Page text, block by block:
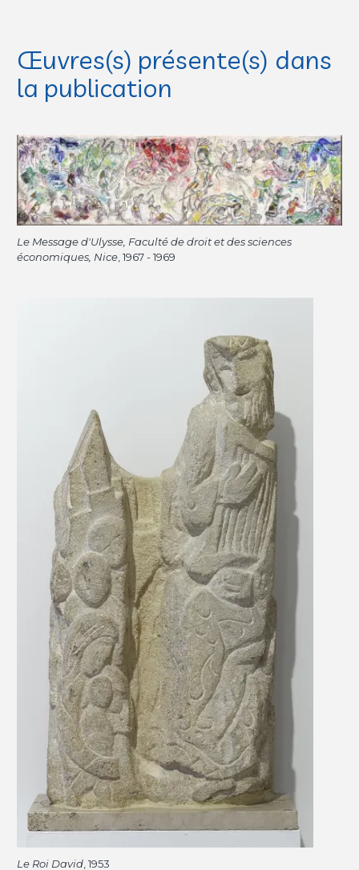
Œuvres(s) présente(s) dans
la publication
Le Message d'Ulysse, Faculté de droit et des sciences
économiques, Nice , 1967 - 1969
Le Roi David , 1953